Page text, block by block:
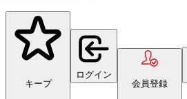
キープ
ログイン
会員登録